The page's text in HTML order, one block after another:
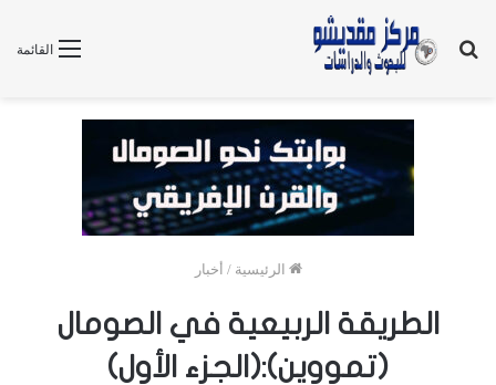
القائمة
بحث
الرئيسية / أخبار
الطريقة الربيعية في الصومال
(تمووين):(الجزء الأول)